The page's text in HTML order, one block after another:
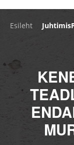
Esileht